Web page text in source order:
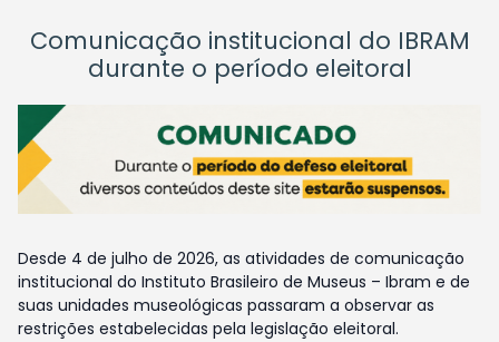
Comunicação institucional do IBRAM
durante o período eleitoral
Desde 4 de julho de 2026, as atividades de comunicação
institucional do Instituto Brasileiro de Museus – Ibram e de
suas unidades museológicas passaram a observar as
restrições estabelecidas pela legislação eleitoral.